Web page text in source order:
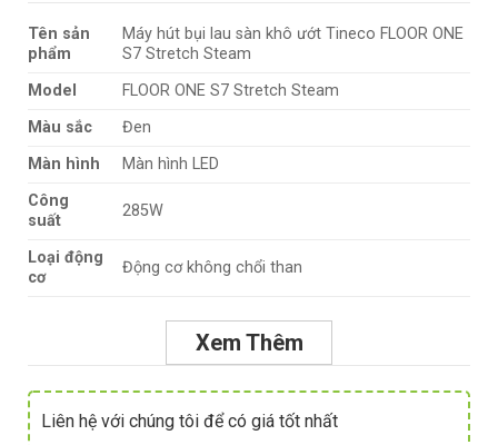
Tên sản
phẩm
Máy hút bụi lau sàn khô ướt Tineco FLOOR ONE
S7 Stretch Steam
Model
FLOOR ONE S7 Stretch Steam
Màu sắc
Đen
Màn hình
Màn hình LED
Công
suất
285W
Loại động
cơ
Động cơ không chổi than
Xem Thêm
Liên hệ với chúng tôi để có giá tốt nhất